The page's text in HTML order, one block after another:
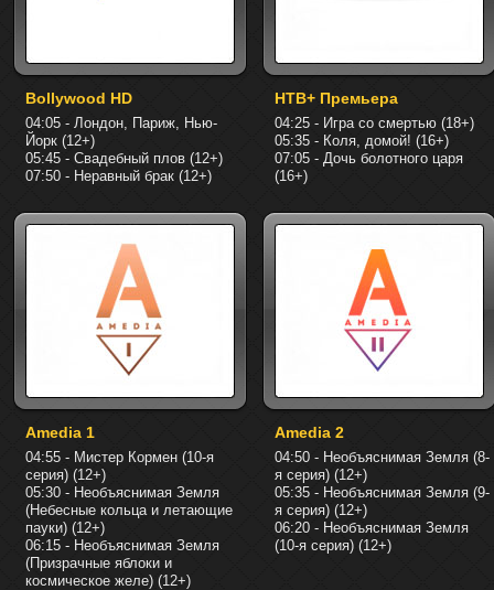
Bollywood HD
04:05 - Лондон, Париж, Нью-
Йорк (12+)
05:45 - Свадебный плов (12+)
07:50 - Неравный брак (12+)
НТВ+ Премьера
04:25 - Игра со смертью (18+)
05:35 - Коля, домой! (16+)
07:05 - Дочь болотного царя
(16+)
Amedia 1
04:55 - Мистер Кормен (10-я
серия) (12+)
05:30 - Необъяснимая Земля
(Небесные кольца и летающие
пауки) (12+)
06:15 - Необъяснимая Земля
(Призрачные яблоки и
космическое желе) (12+)
Amedia 2
04:50 - Необъяснимая Земля (8-
я серия) (12+)
05:35 - Необъяснимая Земля (9-
я серия) (12+)
06:20 - Необъяснимая Земля
(10-я серия) (12+)